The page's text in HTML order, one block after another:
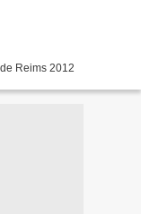
Reims 2012